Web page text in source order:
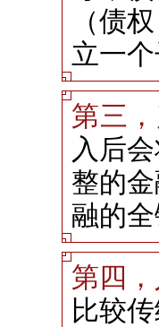
（债
立一
第三
入后
整的
融的
第四
比较